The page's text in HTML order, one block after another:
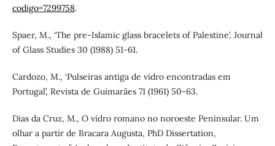
codigo=7299758.
Spaer, M., ‘The pre-Islamic glass bracelets of Palestine’, Journal
of Glass Studies 30 (1988) 51-61.
Cardozo, M., ‘Pulseiras antiga de vidro encontradas em
Portugal’, Revista de Guimarães 71 (1961) 50-63.
Dias da Cruz, M., O vidro romano no noroeste Peninsular. Um
olhar a partir de Bracara Augusta, PhD Dissertation,